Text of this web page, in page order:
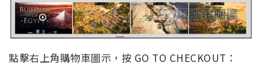
點擊右上角購物車圖示，按 GO TO CHECKOUT：